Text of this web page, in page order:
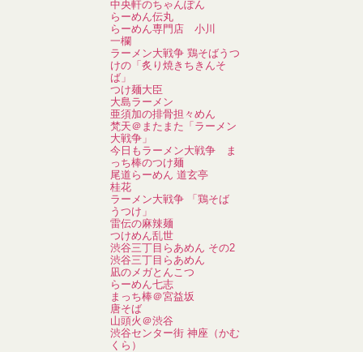
中央軒のちゃんぽん
らーめん伝丸
らーめん専門店 小川
一欄
ラーメン大戦争 鶏そばうつ
けの「炙り焼きちきんそ
ば」
つけ麺大臣
大島ラーメン
亜須加の排骨担々めん
梵天＠またまた「ラーメン
大戦争」
今日もラーメン大戦争 ま
っち棒のつけ麺
尾道らーめん 道玄亭
桂花
ラーメン大戦争 「鶏そば
うつけ」
雷伝の麻辣麺
つけめん乱世
渋谷三丁目らあめん その2
渋谷三丁目らあめん
凪のメガとんこつ
らーめん七志
まっち棒＠宮益坂
唐そば
山頭火＠渋谷
渋谷センター街 神座（かむ
くら）